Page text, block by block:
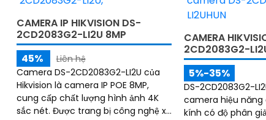
CAMERA IP HIKVISION DS-
2CD2083G2-LI2U 8MP
45%
Liên hệ
Camera DS-2CD2083G2-LI2U của
Hikvision là camera IP POE 8MP,
cung cấp chất lượng hình ảnh 4K
sắc nét. Được trang bị công nghệ xử
CAMERA
2CD2083G2-
5%-35%
DS-2CD2083G2-
camera hiệu
kính có độ phân